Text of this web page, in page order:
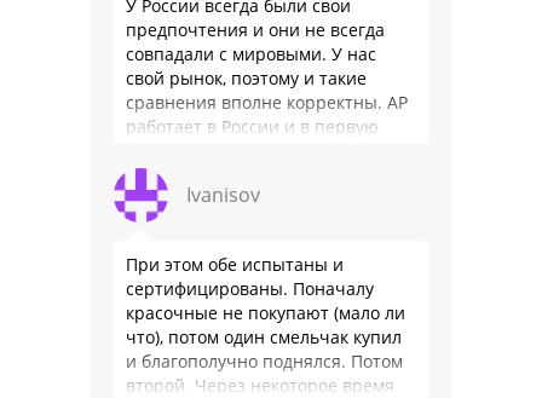
У России всегда были свои
предпочтения и они не всегда
совпадали с мировыми. У нас
свой рынок, поэтому и такие
сравнения вполне корректны. АР
работает в России и в первую
Ivanisov
При этом обе испытаны и
сертифицированы. Поначалу
красочные не покупают (мало ли
что), потом один смельчак купил
и благополучно поднялся. Потом
второй. Через некоторое время